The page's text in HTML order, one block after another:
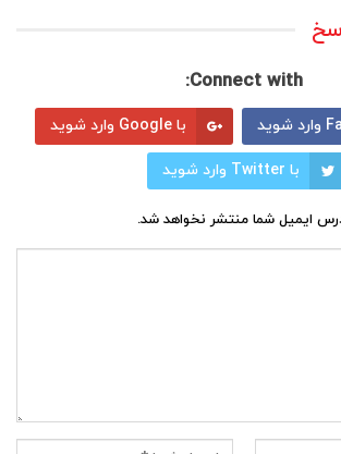
Connect with:
با Google وارد شوید
با Twitter وارد شوید
ایمیل شما منتشر نخواهد شد.